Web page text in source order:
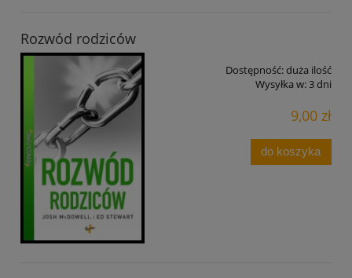
Rozwód rodziców
Dostępność:duża ilość
Wysyłka w:3 dni
9,00 zł
do koszyka